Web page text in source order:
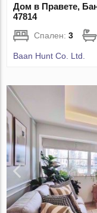
Дом в Правете,
47814
Спален:3
Baan Hunt Co. Ltd.